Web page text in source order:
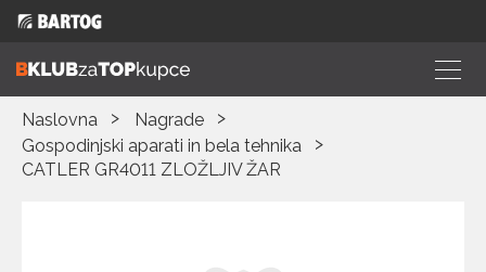
Naslovna
Nagrade
Gospodinjski aparati in bela tehnika
CATLER GR4011 ZLOŽLJIV ŽAR